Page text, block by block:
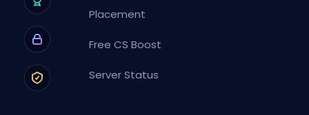
Placement
Free CS Boost
Server Status